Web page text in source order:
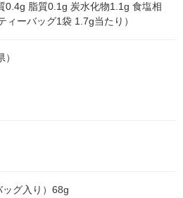
0.4g 脂質0.1g 炭水化物1.1g 食塩相
ィーバッグ1袋 1.7g当たり）
ッグ入り）68g